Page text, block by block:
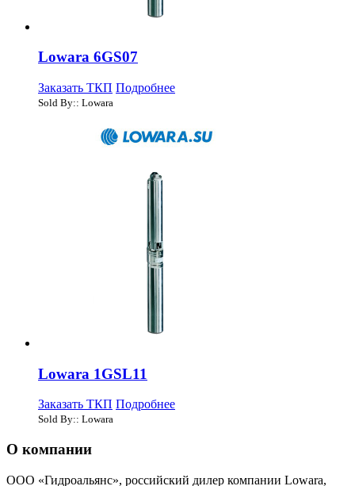
Lowara 6GS07
Заказать ТКП Подробнее
Sold By:: Lowara
Lowara 1GSL11
Заказать ТКП Подробнее
Sold By:: Lowara
О компании
ООО «Гидроальянс», российский дилер компании Lowara,